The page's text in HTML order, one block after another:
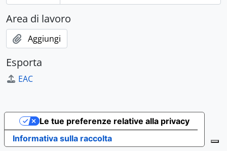
Area di lavoro
Aggiungi
Esporta
EAC
Informativa sulla raccolta
Le tue preferenze relative alla privacy